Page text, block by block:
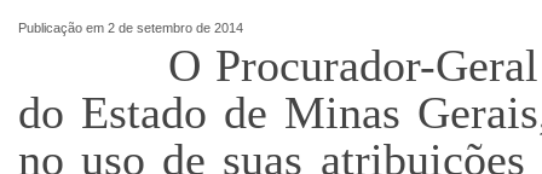
Publicação em 2 de setembro de 2014
O Procurador-Geral
do Estado de Minas
no uso de suas